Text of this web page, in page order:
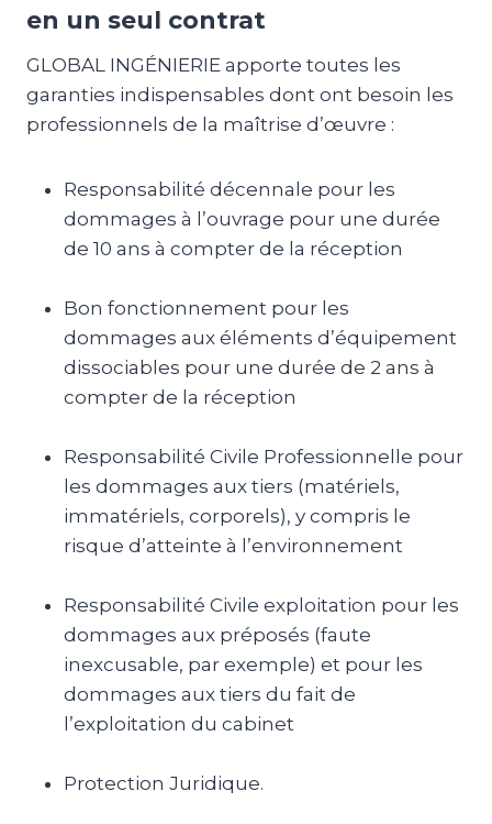
en un seul contrat
GLOBAL INGÉNIERIE apporte toutes les
garanties indispensables dont ont besoin les
professionnels de la maîtrise d’œuvre :
Responsabilité décennale pour les
dommages à l’ouvrage pour une durée
de 10 ans à compter de la réception
Bon fonctionnement pour les
dommages aux éléments d’équipement
dissociables pour une durée de 2 ans à
compter de la réception
Responsabilité Civile Professionnelle pour
les dommages aux tiers (matériels,
immatériels, corporels), y compris le
risque d’atteinte à l’environnement
Responsabilité Civile exploitation pour les
dommages aux préposés (faute
inexcusable, par exemple) et pour les
dommages aux tiers du fait de
l’exploitation du cabinet
Protection Juridique.